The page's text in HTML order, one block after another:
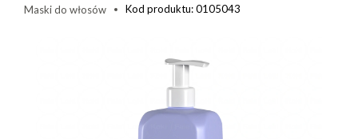
Maski do włosów Kod produktu: 0105043